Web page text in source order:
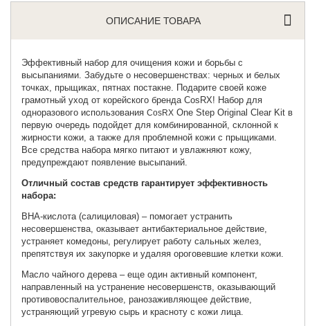
ОПИСАНИЕ ТОВАРА
Эффективный набор для очищения кожи и борьбы с
высыпаниями. Забудьте о несовершенствах: черных и белых
точках, прыщиках, пятнах постакне. Подарите своей коже
грамотный уход от корейского бренда CosRX! Набор для
одноразового использованияCosRX One Step Original Clear Kit в
первую очередь подойдет для комбинированной, склонной к
жирности кожи, а также для проблемной кожи с прыщиками.
Все средства набора мягко питают и увлажняют кожу,
предупреждают появление высыпаний.
Отличный состав средств гарантирует эффективность
набора:
BHA-кислота (салициловая) – помогает устранить
несовершенства, оказывает антибактериальное действие,
устраняет комедоны, регулирует работу сальных желез,
препятствуя их закупорке и удаляя ороговевшие клетки кожи.
Масло чайного дерева – еще один активный компонент,
направленный на устранение несовершенств, оказывающий
противовоспалительное, ранозаживляющее действие,
устраняющий угревую сырь и красноту с кожи лица.